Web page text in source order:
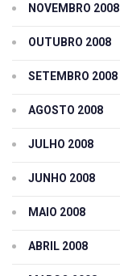
NOVEMBRO 2008
OUTUBRO 2008
SETEMBRO 2008
AGOSTO 2008
JULHO 2008
JUNHO 2008
MAIO 2008
ABRIL 2008